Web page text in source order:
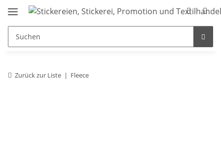
Zurück zur Liste Fleece